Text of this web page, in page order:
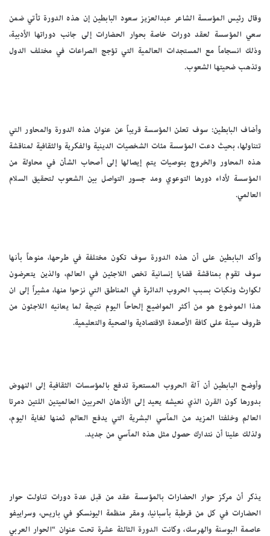
وقال رئيس المؤسسة الشاعر عبدالعزيز سعود البابطين إن هذه الدورة تأتي ضمن
سعي المؤسسة لعقد دورات خاصة بحوار الحضارات إلى جانب دوراتها الأدبية،
وذلك انسجاماً مع المستجدات العالمية التي تؤجج الصراعات في مختلف الدول
وتذهب ضحيتها الشعوب.
وأضاف البابطين: سوف تعلن المؤسسة قريباً عن عنوان هذه الدورة والمحاور التي
تتناولها، بحيث دعت المؤسسة مئات الشخصيات الدينية والفكرية والثقافية لمناقشة
هذه المحاور والخروج بتوصيات يتم إيصالها إلى أصحاب الشأن في محاولة من
المؤسسة لأداء دورها التوعوي ومد جسور التواصل بين الشعوب لتحقيق السلام
العالمي.
وأكد البابطين على أن هذه الدورة سوف تكون مختلفة في طرحها، منوهاً بأنها
سوف تقوم بمناقشة قضايا إنسانية تخص اللاجئين في العالم، والذين يتعرضون
لكوارث ونكبات بسبب الحروب الدائرة في المناطق التي نزحوا منها، مشيراً إلى ان
هذا الموضوع هو من أكثر المواضيع إلحاحاً اليوم نتيجة لما يعانيه اللاجئون من
ظروف سيئة على كافة الأصعدة الاقتصادية والصحية والتعليمية.
وأوضح البابطين أن آلة الحروب المستعرة تدفع بالمؤسسات الثقافية إلى النهوض
بدورها كون القرن الذي نعيشه يعيد إلى الأذهان الحربين العالميتين اللتين دمرتا
العالم وخلفتا المزيد من المآسي البشرية التي يدفع العالم ثمنها لغاية اليوم،
ولذلك علينا أن نتدارك حصول مثل هذه المآسي من جديد.
يذكر أن مركز حوار الحضارات بالمؤسسة عقد من قبل عدة دورات تناولت حوار
الحضارات في كل من قرطبة بأسبانيا، ومقر منظمة اليونسكو في باريس، وسراييفو
عاصمة البوسنة والهرسك، وكانت الدورة الثالثة عشرة تحت عنوان “الحوار العربي